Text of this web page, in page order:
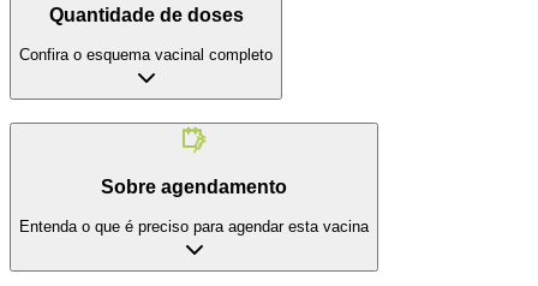
Quantidade de doses
Confira o esquema vacinal completo
Sobre agendamento
Entenda o que é preciso para agendar esta vacina